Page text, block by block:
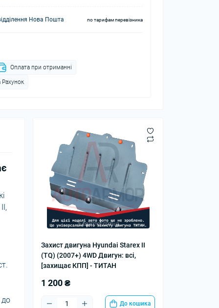
Нова Пошта по тарифам перевізника
Оплата при отриманні
Рахунок
Захист двигуна Hyundai Starex II
(TQ) (2007+) 4WD Двигун: всі,
[захищає КПП] - ТИТАН
1 200 ₴
До кошика
до